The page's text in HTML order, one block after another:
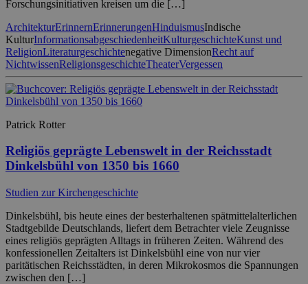
Forschungsinitiativen kreisen um die […]
ArchitekturErinnernErinnerungenHinduismusIndische
KulturInformationsabgeschiedenheitKulturgeschichteKunst und
ReligionLiteraturgeschichtenegative DimensionRecht auf
NichtwissenReligionsgeschichteTheaterVergessen
Patrick Rotter
Religiös geprägte Lebenswelt in der Reichsstadt
Dinkelsbühl von 1350 bis 1660
Studien zur Kirchengeschichte
Dinkelsbühl, bis heute eines der besterhaltenen spätmittelalterlichen
Stadtgebilde Deutschlands, liefert dem Betrachter viele Zeugnisse
eines religiös geprägten Alltags in früheren Zeiten. Während des
konfessionellen Zeitalters ist Dinkelsbühl eine von nur vier
paritätischen Reichsstädten, in deren Mikrokosmos die Spannungen
zwischen den […]